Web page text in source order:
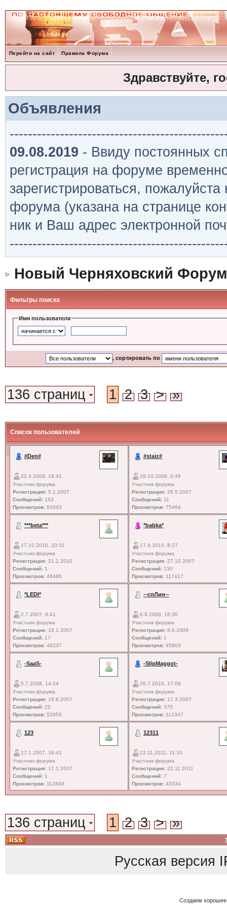
Перейти на сайт Правила Форума
Здравствуйте,
Объявления
09.08.2019 - Ввиду постоянных
регистрация на форуме
зарегистрироваться,
форума (указана на странице
ник и Ваш адрес электронной
Новый Черняховский Форум
Фильтры поиска
Имя пользователя
, сортировать по
136 страниц 1 2 3 > »
Список пользователей
#Den#
22.4.2009, 18:41
Участник форума
Регистрация:5.1.2007
Сообщений:153
Просмотров:61643
#staiz#
29.10.2008, 0:46
Участник форума
Регистрация:26.5.2007
Сообщений:11
Просмотров:75464
***beta***
17.10.2010, 20:31
Участник форума
Регистрация:21.2.2010
Сообщений:1
Просмотров:48486
*babka*
17.4.2010, 8:27
Участник форума
Регистрация:27.10.2007
Сообщений:130
Просмотров:117417
*LEDI*
2.7.2007, 9:41
Участник форума
Регистрация:18.1.2007
Сообщений:17
Просмотров:48237
--спЛин--
6.6.2009, 16:30
Участник форума
Регистрация:6.6.2009
Сообщений:1
Просмотров:45803
-SaaS-
5.7.2008, 14:24
Участник форума
Регистрация:19.8.2007
Сообщений:25
Просмотров:52955
-SlipMaggot-
26.7.2010, 17:09
Участник форума
Регистрация:17.3.2007
Сообщений:370
Просмотров:112347
123
17.1.2007, 16:41
Участник форума
Регистрация:17.1.2007
Сообщений:1
Просмотров:112848
12311
22.11.2011, 11:10
Участник форума
Регистрация:22.11.2011
Сообщений:7
Просмотров:43334
136 страниц 1 2 3 > »
Русская версия
Создаем